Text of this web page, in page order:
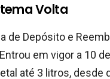
Volta
de Depósito e
em vigor a 10
até 3 litros, desde